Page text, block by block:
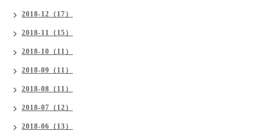
2018-12（17）
2018-11（15）
2018-10（11）
2018-09（11）
2018-08（11）
2018-07（12）
2018-06（13）